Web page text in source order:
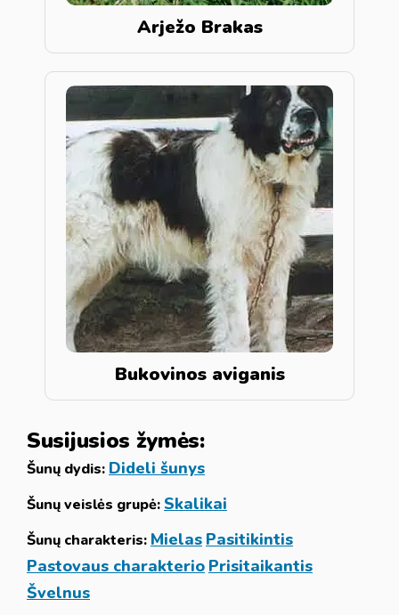
Arježo Brakas
Bukovinos aviganis
Susijusios žymės:
Šunų dydis: Dideli šunys
Šunų veislės grupė: Skalikai
Šunų charakteris: Mielas Pasitikintis
Pastovaus charakterio Prisitaikantis
Švelnus